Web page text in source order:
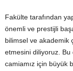
Fakülte tarafından
önemli ve prestijli
bilimsel ve akademik
etmesini diliyoruz. Bu
camiamız için büyük